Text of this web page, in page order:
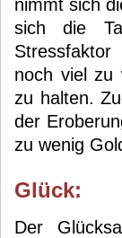
nimmt sich
sich die
noch viel zu
zu halten.
der
zu wenig
Glück:
Der